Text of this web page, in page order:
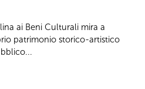
ai Beni Culturali mira a
patrimonio storico-artistico